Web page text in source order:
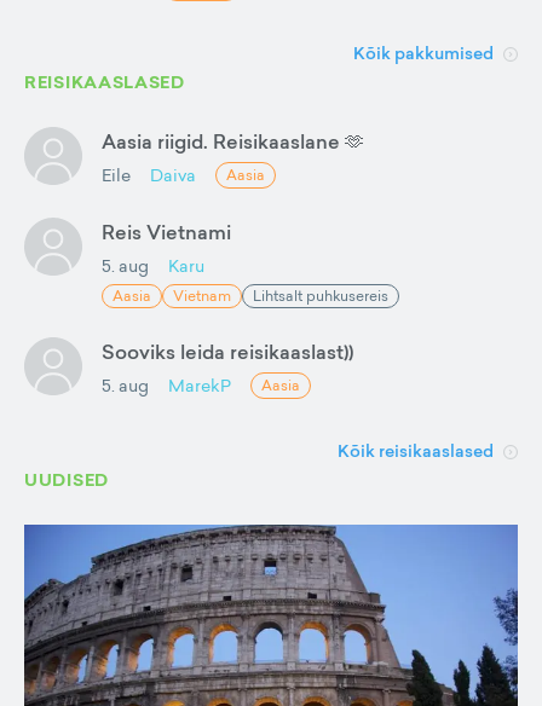
Kõik pakkumised
REISIKAASLASED
Aasia riigid. Reisikaaslane 🫶
Eile Daiva Aasia
Reis Vietnami
5. aug Karu
Aasia Vietnam Lihtsalt puhkusereis
Sooviks leida reisikaaslast))
5. aug MarekP Aasia
Kõik reisikaaslased
UUDISED